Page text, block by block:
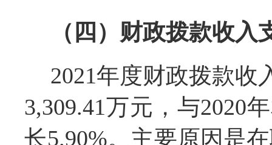
（四）财政拨款收
2021年度财政拨款收
3,309.41万元，与2020
长5.90%。主要原因是